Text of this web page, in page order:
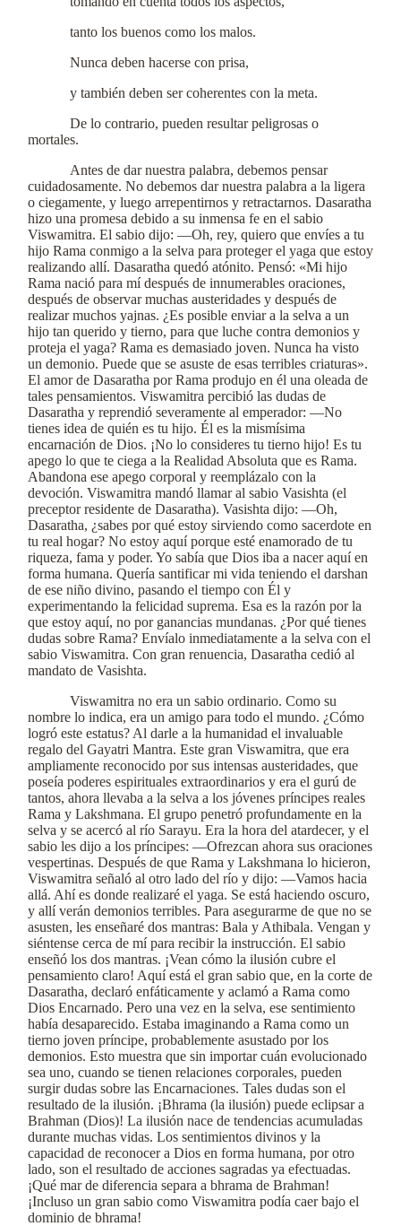
tanto los buenos como los malos.
Nunca deben hacerse con prisa,
y también deben ser coherentes con la meta.
De lo contrario, pueden resultar peligrosas o
mortales.
Antes de dar nuestra palabra, debemos pensar
cuidadosamente. No debemos dar nuestra palabra a la ligera
o ciegamente, y luego arrepentirnos y retractarnos. Dasaratha
hizo una promesa debido a su inmensa fe en el sabio
Viswamitra. El sabio dijo: —Oh, rey, quiero que envíes a tu
hijo Rama conmigo a la selva para proteger el yaga que estoy
realizando allí. Dasaratha quedó atónito. Pensó: «Mi hijo
Rama nació para mí después de innumerables oraciones,
después de observar muchas austeridades y después de
realizar muchos yajnas. ¿Es posible enviar a la selva a un
hijo tan querido y tierno, para que luche contra demonios y
proteja el yaga? Rama es demasiado joven. Nunca ha visto
un demonio. Puede que se asuste de esas terribles criaturas».
El amor de Dasaratha por Rama produjo en él una oleada de
tales pensamientos. Viswamitra percibió las dudas de
Dasaratha y reprendió severamente al emperador: —No
tienes idea de quién es tu hijo. Él es la mismísima
encarnación de Dios. ¡No lo consideres tu tierno hijo! Es tu
apego lo que te ciega a la Realidad Absoluta que es Rama.
Abandona ese apego corporal y reemplázalo con la
devoción. Viswamitra mandó llamar al sabio Vasishta (el
preceptor residente de Dasaratha). Vasishta dijo: —Oh,
Dasaratha, ¿sabes por qué estoy sirviendo como sacerdote en
tu real hogar? No estoy aquí porque esté enamorado de tu
riqueza, fama y poder. Yo sabía que Dios iba a nacer aquí en
forma humana. Quería santificar mi vida teniendo el darshan
de ese niño divino, pasando el tiempo con Él y
experimentando la felicidad suprema. Esa es la razón por la
que estoy aquí, no por ganancias mundanas. ¿Por qué tienes
dudas sobre Rama? Envíalo inmediatamente a la selva con el
sabio Viswamitra. Con gran renuencia, Dasaratha cedió al
mandato de Vasishta.
Viswamitra no era un sabio ordinario. Como su
nombre lo indica, era un amigo para todo el mundo. ¿Cómo
logró este estatus? Al darle a la humanidad el invaluable
regalo del Gayatri Mantra. Este gran Viswamitra, que era
ampliamente reconocido por sus intensas austeridades, que
poseía poderes espirituales extraordinarios y era el gurú de
tantos, ahora llevaba a la selva a los jóvenes príncipes reales
Rama y Lakshmana. El grupo penetró profundamente en la
selva y se acercó al río Sarayu. Era la hora del atardecer, y el
sabio les dijo a los príncipes: —Ofrezcan ahora sus oraciones
vespertinas. Después de que Rama y Lakshmana lo hicieron,
Viswamitra señaló al otro lado del río y dijo: —Vamos hacia
allá. Ahí es donde realizaré el yaga. Se está haciendo oscuro,
y allí verán demonios terribles. Para asegurarme de que no se
asusten, les enseñaré dos mantras: Bala y Athibala. Vengan y
siéntense cerca de mí para recibir la instrucción. El sabio
enseñó los dos mantras. ¡Vean cómo la ilusión cubre el
pensamiento claro! Aquí está el gran sabio que, en la corte de
Dasaratha, declaró enfáticamente y aclamó a Rama como
Dios Encarnado. Pero una vez en la selva, ese sentimiento
había desaparecido. Estaba imaginando a Rama como un
tierno joven príncipe, probablemente asustado por los
demonios. Esto muestra que sin importar cuán evolucionado
sea uno, cuando se tienen relaciones corporales, pueden
surgir dudas sobre las Encarnaciones. Tales dudas son el
resultado de la ilusión. ¡Bhrama (la ilusión) puede eclipsar a
Brahman (Dios)! La ilusión nace de tendencias acumuladas
durante muchas vidas. Los sentimientos divinos y la
capacidad de reconocer a Dios en forma humana, por otro
lado, son el resultado de acciones sagradas ya efectuadas.
¡Qué mar de diferencia separa a bhrama de Brahman!
¡Incluso un gran sabio como Viswamitra podía caer bajo el
dominio de bhrama!